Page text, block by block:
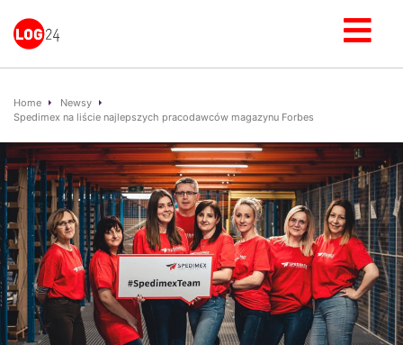
Home
Newsy
Spedimex na liście najlepszych pracodawców magazynu Forbes